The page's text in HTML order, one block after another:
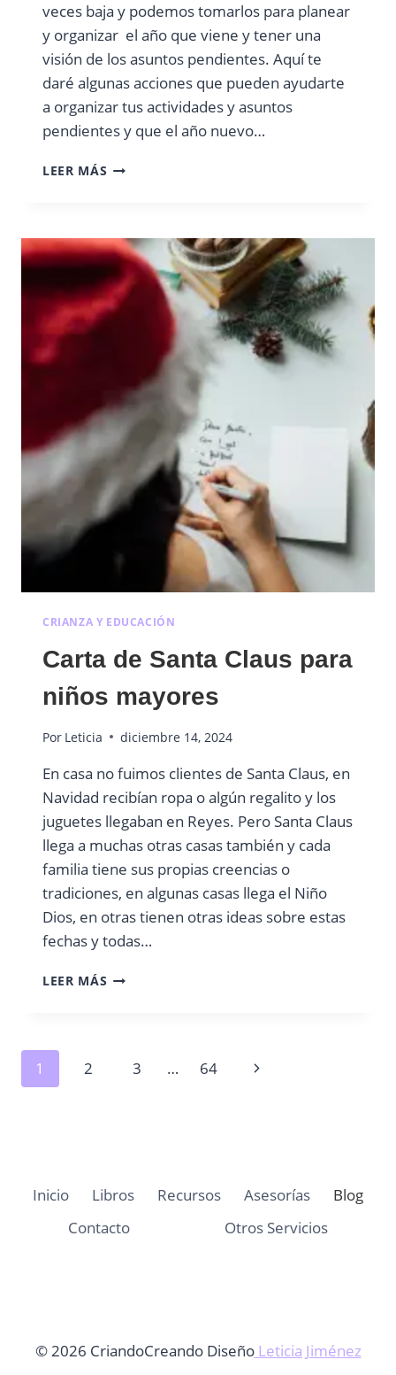
veces baja y podemos tomarlos para planear
y organizar el año que viene y tener una
visión de los asuntos pendientes. Aquí te
daré algunas acciones que pueden ayudarte
a organizar tus actividades y asuntos
pendientes y que el año nuevo…
LEER MÁS TIPS
AÑO
CRIANZA Y EDUCACIÓN
Carta de Santa Claus para
niños mayores
Por Leticia diciembre 14, 2024
En casa no fuimos clientes de Santa Claus, en
Navidad recibían ropa o algún regalito y los
juguetes llegaban en Reyes. Pero Santa Claus
llega a muchas otras casas también y cada
familia tiene sus propias creencias o
tradiciones, en algunas casas llega el Niño
Dios, en otras tienen otras ideas sobre estas
fechas y todas…
LEER MÁS CARTA
NIÑOS
Navegación
1 2 3 … 64
Siguiente
Inicio Libros Recursos Asesorías
Blog
Contacto
Otros Servicios
© 2026 CriandoCreando DiseñoLeticia Jiménez